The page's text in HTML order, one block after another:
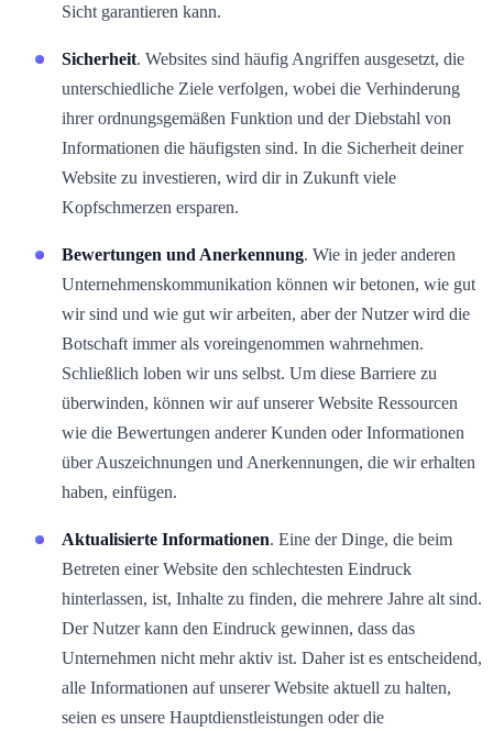
Sicht garantieren kann.
Sicherheit. Websites sind häufig Angriffen ausgesetzt, die
unterschiedliche Ziele verfolgen, wobei die Verhinderung
ihrer ordnungsgemäßen Funktion und der Diebstahl von
Informationen die häufigsten sind. In die Sicherheit deiner
Website zu investieren, wird dir in Zukunft viele
Kopfschmerzen ersparen.
Bewertungen und Anerkennung. Wie in jeder anderen
Unternehmenskommunikation können wir betonen, wie gut
wir sind und wie gut wir arbeiten, aber der Nutzer wird die
Botschaft immer als voreingenommen wahrnehmen.
Schließlich loben wir uns selbst. Um diese Barriere zu
überwinden, können wir auf unserer Website Ressourcen
wie die Bewertungen anderer Kunden oder Informationen
über Auszeichnungen und Anerkennungen, die wir erhalten
haben, einfügen.
Aktualisierte Informationen. Eine der Dinge, die beim
Betreten einer Website den schlechtesten Eindruck
hinterlassen, ist, Inhalte zu finden, die mehrere Jahre alt sind.
Der Nutzer kann den Eindruck gewinnen, dass das
Unternehmen nicht mehr aktiv ist. Daher ist es entscheidend,
alle Informationen auf unserer Website aktuell zu halten,
seien es unsere Hauptdienstleistungen oder die